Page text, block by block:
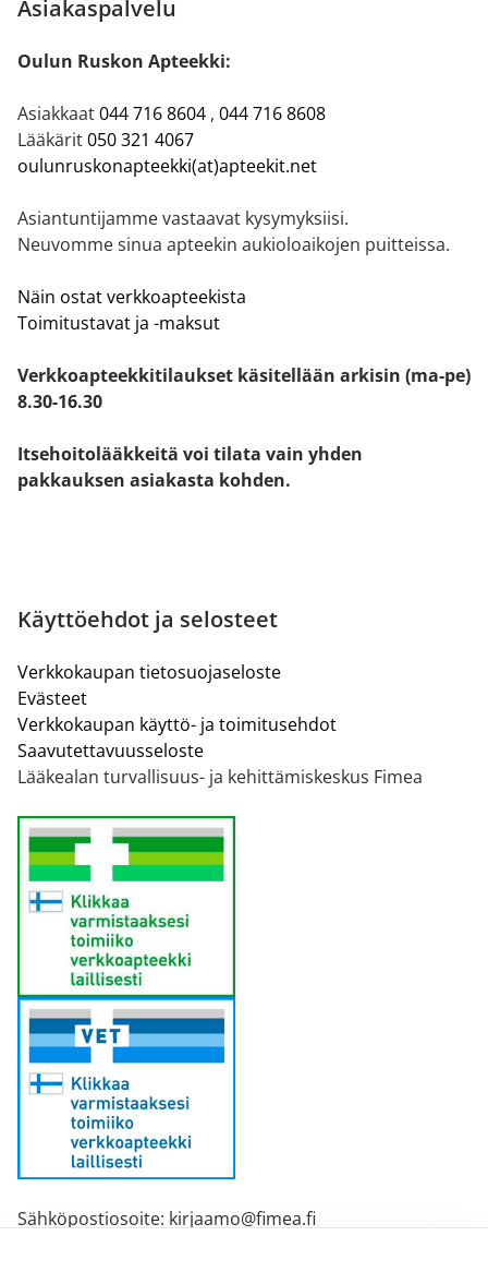
Asiakaspalvelu
Oulun Ruskon Apteekki:
Asiakkaat044 716 8604 , 044 716 8608
Lääkärit050 321 4067
oulunruskonapteekki(at)apteekit.net
Asiantuntijamme vastaavat kysymyksiisi.
Neuvomme sinua apteekin aukioloaikojen puitteissa.
Näin ostat verkkoapteekista
Toimitustavat ja -maksut
Verkkoapteekkitilaukset käsitellään arkisin (ma-pe)
8.30-16.30
Itsehoitolääkkeitä voi tilata vain yhden
pakkauksen asiakasta kohden.
Käyttöehdot ja selosteet
Verkkokaupan tietosuojaseloste
Evästeet
Verkkokaupan käyttö- ja toimitusehdot
Saavutettavuusseloste
Lääkealan turvallisuus- ja kehittämiskeskus Fimea
Sähköpostiosoite: kirjaamo@fimea.fi